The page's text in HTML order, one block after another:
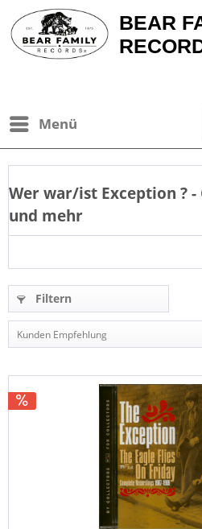
BEAR
Menü
Wer war/ist Exception ?
und mehr
Filtern